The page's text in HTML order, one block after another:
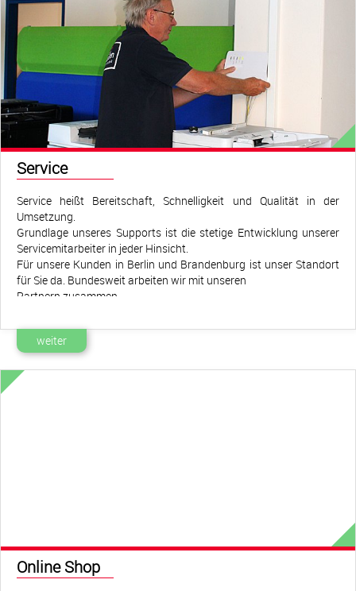
Service
Service heißt Bereitschaft, Schnelligkeit und Qualität in der
Umsetzung.
Grundlage unseres Supports ist die stetige Entwicklung unserer
Servicemitarbeiter in jeder Hinsicht.
Für unsere Kunden in Berlin und Brandenburg ist unser Standort
für Sie da. Bundesweit arbeiten wir mit unseren
Partnern zusammen.
entweder gleich vor Ort oder in unserer hauseigenen Werkstatt, im
stetigen Zugriff auf alle Ersatzteile.
Ihr Findeisen-Ansprechpartner/in ist für Sie da und kennt Ihre
Anforderungen und Ihre Systeme genau.
weiter
Online Shop